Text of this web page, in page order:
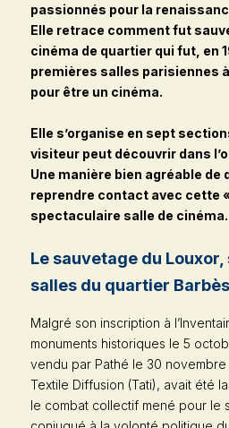
passionnés pour la
Elle retrace comment fut
cinéma de quartier qui fut, en
premières salles parisiennes
pour être un cinéma.
Elle s’organise en sept
visiteur peut découvrir dans
Une manière bien agréable de
reprendre contact avec cette
spectaculaire salle de cinéma.
Le sauvetage du
salles du quartier Barbès
Malgré son inscription à
monuments historiques le 5
vendu par Pathé le 30 novembre
Textile Diffusion (Tati), avait été
le combat collectif mené pour le